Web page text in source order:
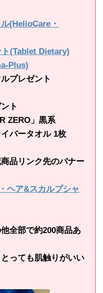
(HelioCare・
(Tablet Dietary)
Plus)
プレゼント
ト
」黒系
バータオル 1枚
品リンク先のバナー
ヘア&スカルプシャ
部で約200商品あ
っても肌触りがいい